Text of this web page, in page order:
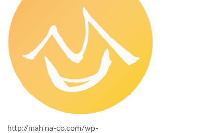
http://mahina-co.com/wp-